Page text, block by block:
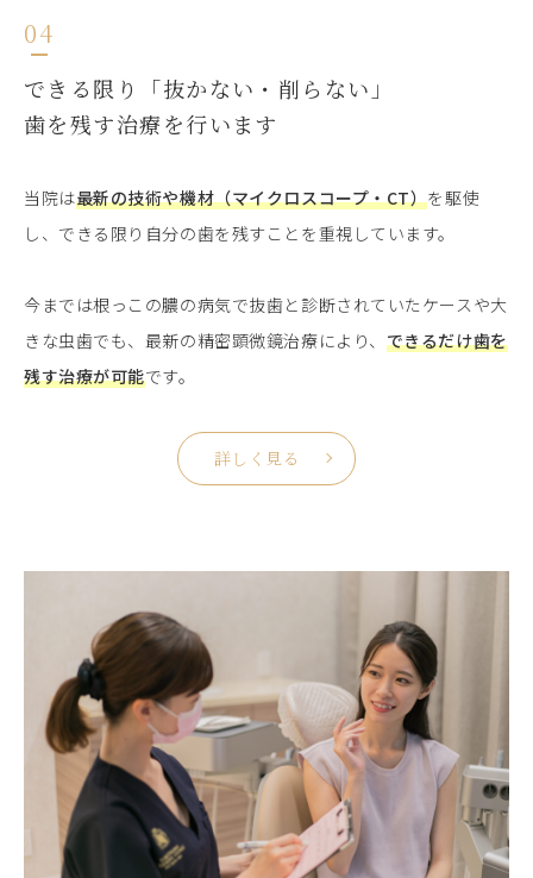
04
できる限り「抜かない・削らない」
歯を残す治療を行います
当院は最新の技術や機材（マイクロスコープ・CT）を駆使
し、できる限り自分の歯を残すことを重視しています。
今までは根っこの膿の病気で抜歯と診断されていたケースや大
きな虫歯でも、最新の精密顕微鏡治療により、 できるだけ歯を
残す治療が可能です。
詳しく見る